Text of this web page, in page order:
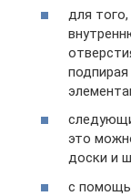
для
это
доски и
с